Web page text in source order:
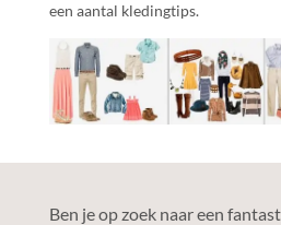
een aantal kledingtips.
Ben je op zoek naar een